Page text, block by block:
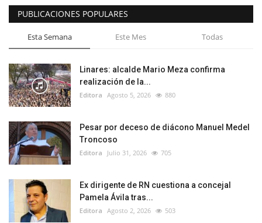
PUBLICACIONES POPULARES
Esta Semana Este Mes Todas
Linares: alcalde Mario Meza confirma
realización de la...
Editora Agosto 5, 2026 880
Pesar por deceso de diácono Manuel Medel
Troncoso
Editora Julio 31, 2026 705
Ex dirigente de RN cuestiona a concejal
Pamela Ávila tras...
Editora Agosto 2, 2026 503